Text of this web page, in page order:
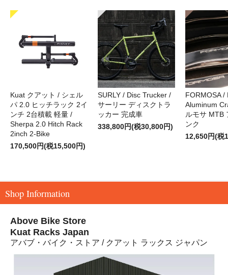
Kuat クアット / シェル
パ 2.0 ヒッチラック 2イ
ンチ 2台積載 軽量 /
Sherpa 2.0 Hitch Rack
2inch 2-Bike
170,500円(税15,500円)
SURLY / Disc Trucker /
サーリー ディスクトラ
ッカー 完成車
338,800円(税30,800円)
FORMOSA /
Aluminum
ルモサ MTB
ンク
12,650円(税
Shop Information
Above Bike Store
Kuat Racks Japan
アバブ・バイク・ストア / クアット ラックス ジャパン